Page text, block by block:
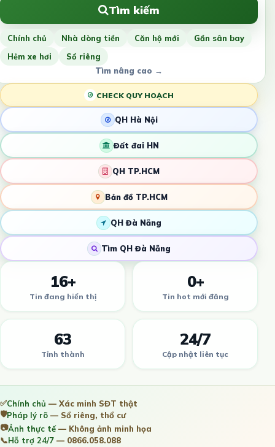
Tìm kiếm
Chính chủ Nhà dòng tiền Căn hộ mới
Gần sân bay
Hẻm xe hơi
Sổ riêng
Tìm nâng cao →
CHECK QUY HOẠCH
QH Hà Nội
Đất đai HN
QH TP.HCM
Bản đồ TP.HCM
QH Đà Nẵng
Tìm QH Đà Nẵng
16+
Tin đang hiển thị
0+
Tin hot mới đăng
63
Tỉnh thành
24/7
Cập nhật liên tục
✅Chính chủ — Xác minh SĐT thật
🛡️Pháp lý rõ — Sổ riêng, thổ cư
📷Ảnh thực tế— Không ảnh minh họa
📞Hỗ trợ 24/7 — 0866.058.088